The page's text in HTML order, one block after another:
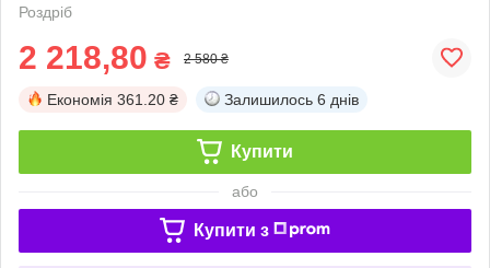
Роздріб
2 218,80 ₴ 2 580 ₴
Економія 361.20 ₴ Залишилось 6 днів
Купити
або
Купити з